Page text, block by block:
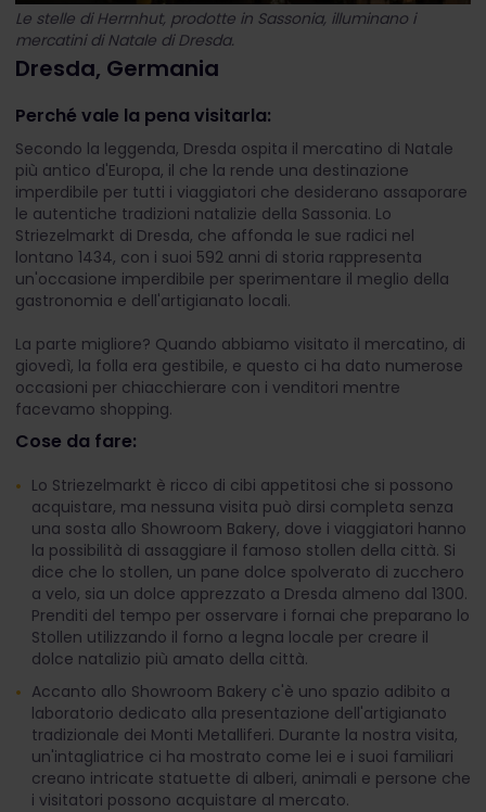
Le stelle di Herrnhut, prodotte in Sassonia, illuminano i
mercatini di Natale di Dresda.
Dresda, Germania
Perché vale la pena visitarla:
Secondo la leggenda, Dresda ospita il mercatino di Natale
più antico d'Europa, il che la rende una destinazione
imperdibile per tutti i viaggiatori che desiderano assaporare
le autentiche tradizioni natalizie della Sassonia. Lo
Striezelmarkt di Dresda, che affonda le sue radici nel
lontano 1434, con i suoi 592 anni di storia rappresenta
un'occasione imperdibile per sperimentare il meglio della
gastronomia e dell'artigianato locali.
La parte migliore? Quando abbiamo visitato il mercatino, di
giovedì, la folla era gestibile, e questo ci ha dato numerose
occasioni per chiacchierare con i venditori mentre
facevamo shopping.
Cose da fare:
Lo Striezelmarkt è ricco di cibi appetitosi che si possono
acquistare, ma nessuna visita può dirsi completa senza
una sosta allo Showroom Bakery, dove i viaggiatori hanno
la possibilità di assaggiare il famoso stollen della città. Si
dice che lo stollen, un pane dolce spolverato di zucchero
a velo, sia un dolce apprezzato a Dresda almeno dal 1300.
Prenditi del tempo per osservare i fornai che preparano lo
Stollen utilizzando il forno a legna locale per creare il
dolce natalizio più amato della città.
Accanto allo Showroom Bakery c'è uno spazio adibito a
laboratorio dedicato alla presentazione dell'artigianato
tradizionale dei Monti Metalliferi. Durante la nostra visita,
un'intagliatrice ci ha mostrato come lei e i suoi familiari
creano intricate statuette di alberi, animali e persone che
i visitatori possono acquistare al mercato.